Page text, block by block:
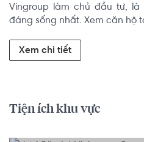
Vingroup làm chủ đầu tư,
đáng sống nhất. Xem căn hộ
Xem chi tiết
Tiện ích khu vực